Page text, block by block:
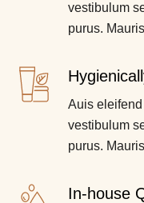
vestibulum
purus.
Auis
vestibulum
purus.
In-house